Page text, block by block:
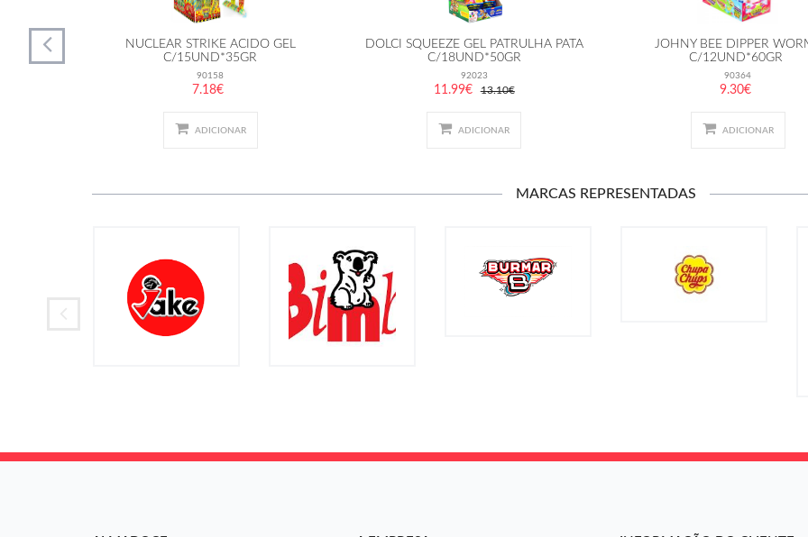
NUCLEAR STRIKE ACIDO GEL
C/15UND*35GR
90158
7.18€
ADICIONAR
DOLCI SQUEEZE GEL PATRULHA PATA
C/18UND*50GR
92023
11.99€ 13.10€
ADICIONAR
JOHNY BEE DIPPER
C/12UND*60GR
90364
9.30€
ADICIONAR
MARCAS REPRESENTADAS